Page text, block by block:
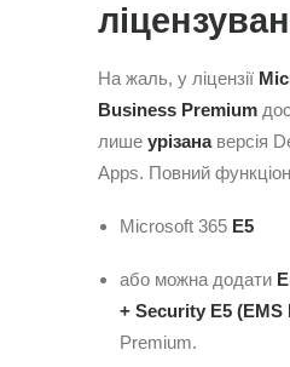
На жаль, у ліцензії
Business Premium
лише урізанаверсія
Apps. Повний
Microsoft 365 E5
або можна додати
+ Security E5 (EMS
Premium.